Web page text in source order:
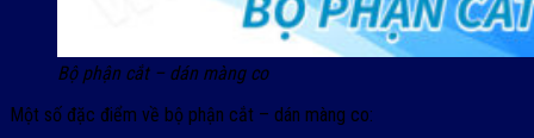
Bộ phận cắt – dán màng co
Một số đặc điểm về bộ phận cắt – dán màng co: